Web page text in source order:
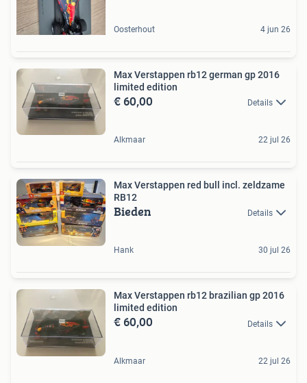
Oosterhout 4 jun 26
Max Verstappen rb12 german gp 2016
limited edition
€ 60,00 Details
Alkmaar 22 jul 26
Max Verstappen red bull incl. zeldzame
RB12
Bieden Details
Hank 30 jul 26
Max Verstappen rb12 brazilian gp 2016
limited edition
€ 60,00 Details
Alkmaar 22 jul 26